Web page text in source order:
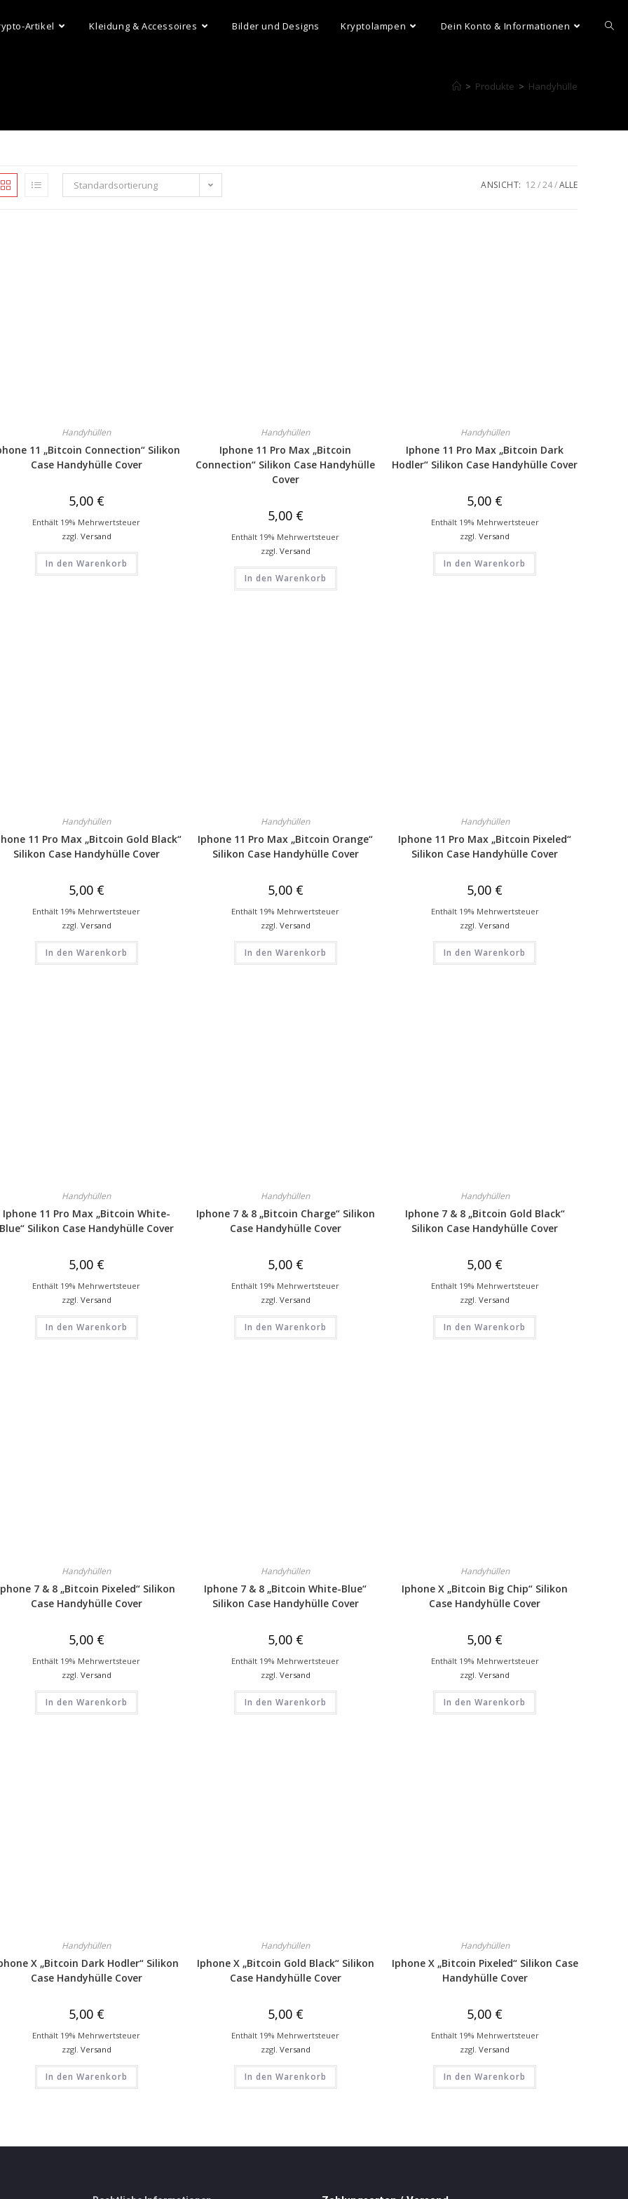
Artikel Kleidung & Accessoires Bilder und Designs Kryptolampen Dein Konto & Informationen
> Produkte > Handyhülle
Standardsortierung ANSICHT: 12 24 ALLE
Handyhüllen
11 „Bitcoin Connection“ Silikon
Case Handyhülle Cover
5,00 €
Enthält 19% Mehrwertsteuer
zzgl. Versand
In den Warenkorb
Handyhüllen
Iphone 11 Pro Max „Bitcoin
Connection“ Silikon Case Handyhülle
Cover
5,00 €
Enthält 19% Mehrwertsteuer
zzgl. Versand
In den Warenkorb
Handyhüllen
Iphone 11 Pro Max „Bitcoin Dark
Hodler“ Silikon Case Handyhülle Cover
5,00 €
Enthält 19% Mehrwertsteuer
zzgl.Versand
In den Warenkorb
Handyhüllen
11 Pro Max „Bitcoin Gold Black“
Silikon Case Handyhülle Cover
5,00 €
Enthält 19% Mehrwertsteuer
zzgl. Versand
In den Warenkorb
Handyhüllen
Iphone 11 Pro Max „Bitcoin Orange“
Silikon Case Handyhülle Cover
5,00 €
Enthält 19% Mehrwertsteuer
zzgl. Versand
In den Warenkorb
Handyhüllen
Iphone 11 Pro Max „Bitcoin Pixeled“
Silikon Case Handyhülle Cover
5,00 €
Enthält 19% Mehrwertsteuer
zzgl.Versand
In den Warenkorb
Handyhüllen
Iphone 11 Pro Max „Bitcoin White-
Silikon Case Handyhülle Cover
5,00 €
Enthält 19% Mehrwertsteuer
zzgl. Versand
In den Warenkorb
Handyhüllen
Iphone 7 & 8 „Bitcoin Charge“ Silikon
Case Handyhülle Cover
5,00 €
Enthält 19% Mehrwertsteuer
zzgl. Versand
In den Warenkorb
Handyhüllen
Iphone 7 & 8 „Bitcoin Gold Black“
Silikon Case Handyhülle Cover
5,00 €
Enthält 19% Mehrwertsteuer
zzgl.Versand
In den Warenkorb
Handyhüllen
7 & 8 „Bitcoin Pixeled“ Silikon
Case Handyhülle Cover
5,00 €
Enthält 19% Mehrwertsteuer
zzgl. Versand
In den Warenkorb
Handyhüllen
Iphone 7 & 8 „Bitcoin White-Blue“
Silikon Case Handyhülle Cover
5,00 €
Enthält 19% Mehrwertsteuer
zzgl. Versand
In den Warenkorb
Handyhüllen
Iphone X „Bitcoin Big Chip“ Silikon
Case Handyhülle Cover
5,00 €
Enthält 19% Mehrwertsteuer
zzgl.Versand
In den Warenkorb
Handyhüllen
X „Bitcoin Dark Hodler“ Silikon
Case Handyhülle Cover
5,00 €
Enthält 19% Mehrwertsteuer
zzgl. Versand
In den Warenkorb
Handyhüllen
Iphone X „Bitcoin Gold Black“ Silikon
Case Handyhülle Cover
5,00 €
Enthält 19% Mehrwertsteuer
zzgl. Versand
In den Warenkorb
Handyhüllen
Iphone X „Bitcoin Pixeled“ Silikon Case
Handyhülle Cover
5,00 €
Enthält 19% Mehrwertsteuer
zzgl.Versand
In den Warenkorb